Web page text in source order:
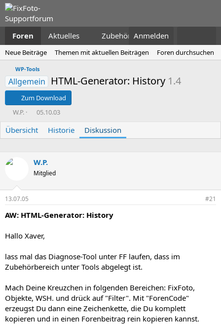
Foren Aktuelles Zubehör Anmelden
Neue Beiträge Themen mit aktuellen Beiträgen Foren durchsuchen
WP-Tools
Allgemein HTML-Generator: History 1.4
Zum Download
E
s
t
l
W.P.
E
s
t
l
t
m
05.10.03
Übersicht Historie Diskussion
W.P.
Mitglied
13.07.05 #21
AW: HTML-Generator: History
Hallo Xaver,
lass mal das Diagnose-Tool unter FF laufen, dass im
Zubehörbereich unter Tools abgelegt ist.
Mach Deine Kreuzchen in folgenden Bereichen: FixFoto,
Objekte, WSH. und drück auf "Filter". Mit "ForenCode"
erzeugst Du dann eine Zeichenkette, die Du komplett
kopieren und in einen Forenbeitrag rein kopieren kannst.